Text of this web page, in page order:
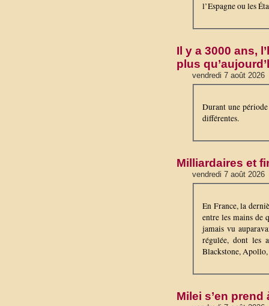
l’Espagne ou les
Il y a 3000 ans,
plus
vendredi 7 août 2026
Durant une
différentes.
Milliardaires et
vendredi 7 août 2026
En France, la
entre les mains de
jamais vu
régulée, dont les
Blackstone,
Milei s’en